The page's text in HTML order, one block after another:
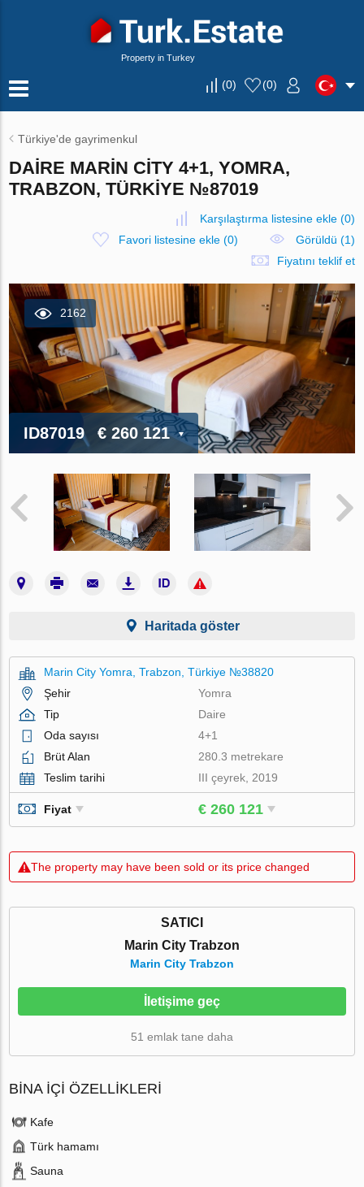
Property in Turkey
(0) (0)
Türkiye'de gayrimenkul
DAIRE MARIN CITY 4+1, YOMRA,
TRABZON, TÜRKIYE №87019
Karşılaştırma listesine ekle(0)
Favori listesine ekle(0)
Görüldü (1)
Fiyatını teklif et
2162
ID87019 € 260 121
Haritada göster
Marin City Yomra, Trabzon, Türkiye №38820
Şehir
Yomra
Tip
Daire
Oda sayısı
4+1
Brüt Alan
280.3 metrekare
Teslim tarihi
III çeyrek, 2019
Fiyat € 260 121
The property may have been sold or its price changed
SATICI
Marin City Trabzon
Marin City Trabzon
İletişime geç
51 emlak tane daha
BINA İÇI ÖZELLIKLERI
Kafe
Türk hamamı
Sauna